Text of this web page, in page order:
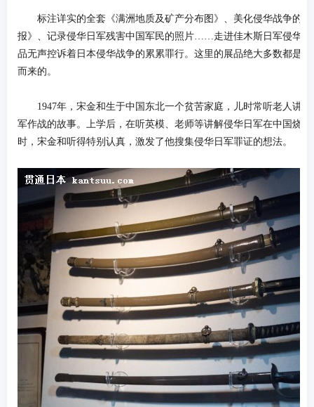
标注详实的全套《满洲地质及矿产分布图》、美化侵华战争的日
报》、记录侵华日军残害中国军民的照片……走进佳木斯日军侵华罪
品无声控诉着日本侵华战争的累累罪行。这里的展品绝大多数都是
而来的。
1947年，宋金和生于中国东北一个贫苦家庭，儿时常听老人讲东
军作战的故事。上学后，在听英模、老师等讲解侵华日军在中国烧
时，宋金和听得特别认真，激发了他搜集侵华日军罪证的想法。